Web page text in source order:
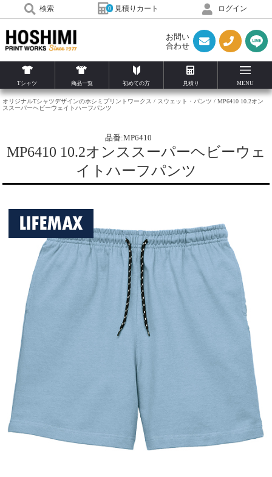
検索 0 見積りカート ログイン
お問い
合わせ
Tシャツ 商品一覧 初めての方 見積り MENU
オリジナルTシャツデザインのホシミプリントワークス スウェット・パンツ
MP6410 10.2オン
ススーパーヘビーウェイトハーフパンツ
品番:MP6410
MP6410 10.2オンススーパーヘビーウェ
イトハーフパンツ